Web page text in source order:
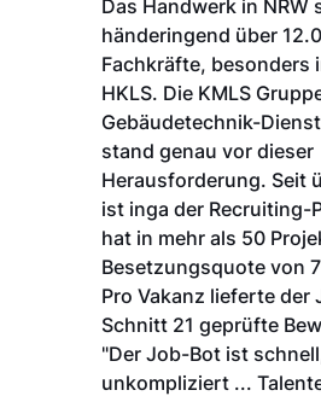
Das Handwerk in NRW
händeringend über
Fachkräfte, besonders
HKLS. Die KMLS
Gebäudetechnik-
stand genau vor dieser
Herausforderung. Seit
ist inga der Recruiting-
hat in mehr als 50
Besetzungsquote von
Pro Vakanz lieferte der
Schnitt 21 geprüfte
"Der Job-Bot ist
unkompliziert ...